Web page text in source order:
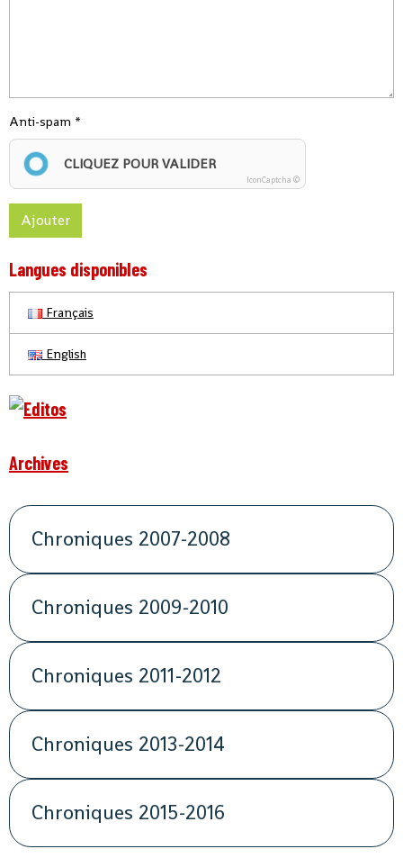
Anti-spam
CLIQUEZ POUR VALIDER
IconCaptcha ©
Ajouter
Langues disponibles
Français
English
Archives
Chroniques 2007-2008
Chroniques 2009-2010
Chroniques 2011-2012
Chroniques 2013-2014
Chroniques 2015-2016